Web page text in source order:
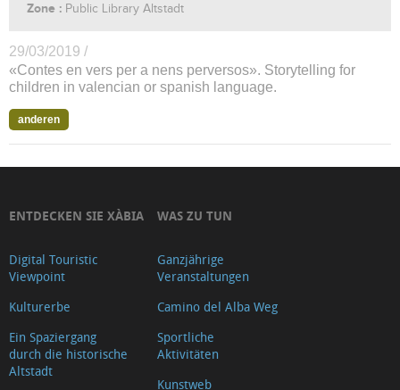
Zone : Public Library Altstadt
29/03/2019 /
«Contes en vers per a nens perversos». Storytelling for
children in valencian or spanish language.
anderen
ENTDECKEN SIE XÀBIA
Digital Touristic
Viewpoint
Kulturerbe
Ein Spaziergang
durch die historische
Altstadt
WAS ZU TUN
Ganzjährige
Veranstaltungen
Camino del Alba Weg
Sportliche
Aktivitäten
Kunstweb